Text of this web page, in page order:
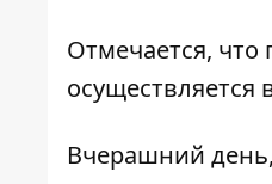
Отмечается, что
осуществляется
Вчерашний